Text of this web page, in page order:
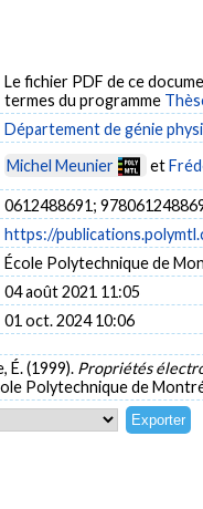
Le fichier PDF de ce
termes du programme
Département de génie
Michel Meunier et
0612488691;
https://
École Polytechnique de
04 août 2021 11:05
01 oct. 2024 10:06
É. (1999). Propriétés
Polytechnique de